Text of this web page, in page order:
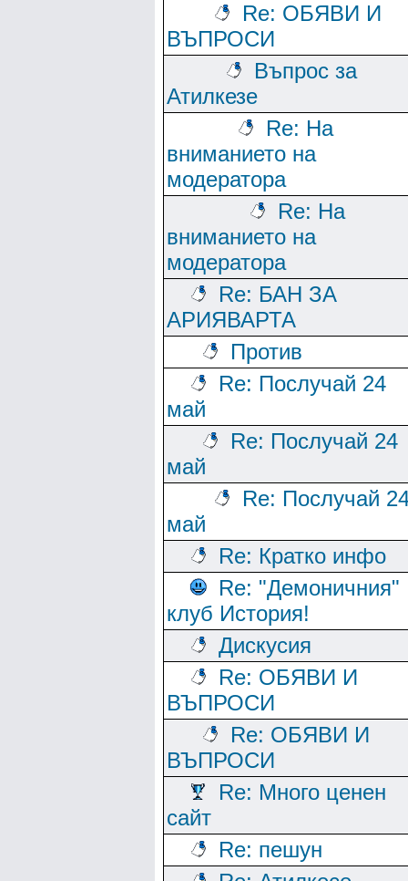
Re: ОБЯВИ И
ВЪПРОСИ
Въпрос за
Атилкезе
Re: На
вниманието на
модератора
Re: На
вниманието на
модератора
Re: БАН ЗА
АРИЯВАРТА
Против
Re: Послучай 24
май
Re: Послучай 24
май
Re: Послучай
май
Re: Кратко инфо
Re: "Демоничния"
клуб История!
Дискусия
Re: ОБЯВИ И
ВЪПРОСИ
Re: ОБЯВИ И
ВЪПРОСИ
Re: Много ценен
сайт
Re: пешун